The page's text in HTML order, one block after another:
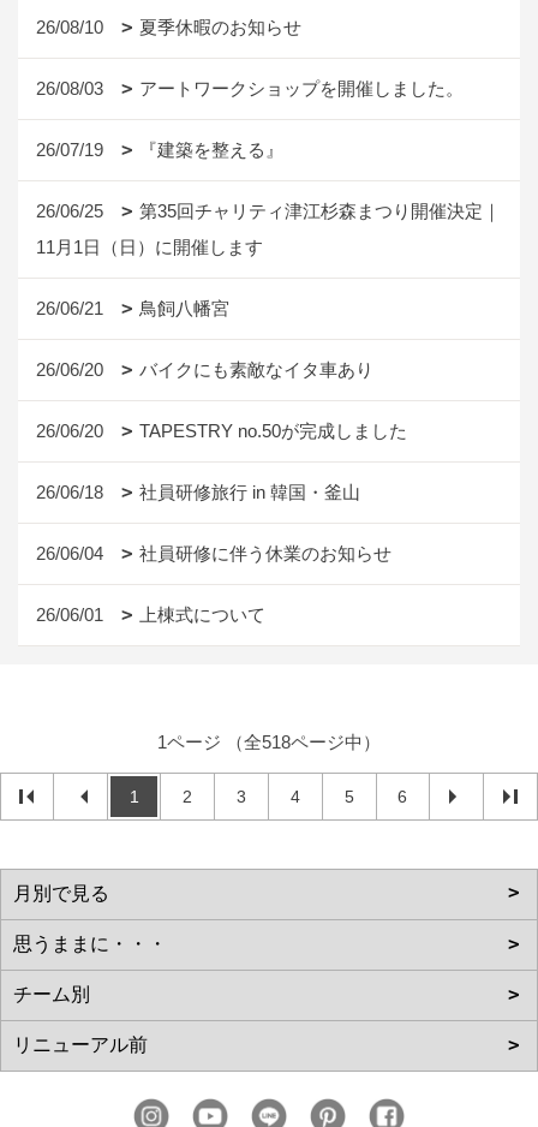
26/08/10 夏季休暇のお知らせ
26/08/03 アートワークショップを開催しました。
26/07/19 『建築を整える』
26/06/25
第35回チャリティ津江杉森まつり開催決定｜
11月1日（日）に開催します
26/06/21 鳥飼八幡宮
26/06/20 バイクにも素敵なイタ車あり
26/06/20 TAPESTRY no.50が完成しました
26/06/18 社員研修旅行 in 韓国・釜山
26/06/04 社員研修に伴う休業のお知らせ
26/06/01 上棟式について
1ページ （全518ページ中）
1 2 3 4 5 6